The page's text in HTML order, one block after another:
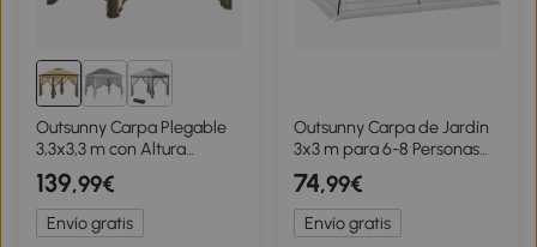
Outsunny Carpa Plegable
3,3x3,3 m con Altura
Ajustable Doble Techo 4
Mosquiteras Extraíbles y
Bolsa de Transporte Anti-
UV Beige
139,99€
Envío gratis
Outsunny Carpa de Jardín
3x3 m para 6-8 Personas
con 4 Mosquiteras y 2
Puertas Protección UV50+
con Bolsa de Transporte
Blanco
74,99€
Envío gratis